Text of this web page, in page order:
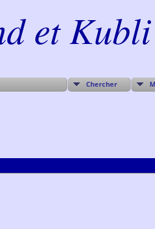
et Kubli
Chercher